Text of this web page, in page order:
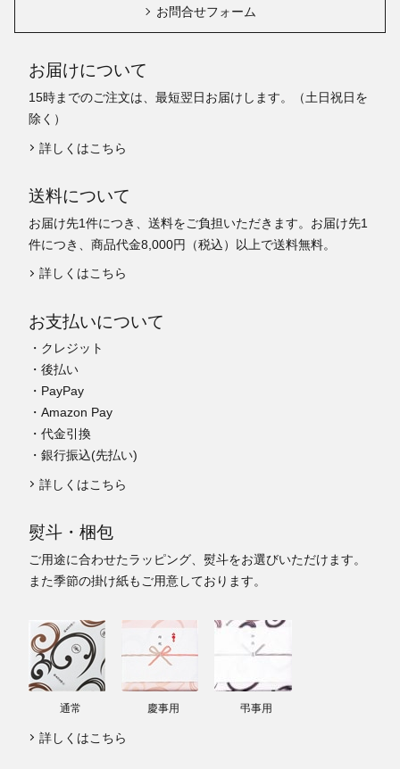
お問合せフォーム
お届けについて
15時までのご注文は、最短翌日お届けします。（土日祝日を
除く）
詳しくはこちら
送料について
お届け先1件につき、送料をご負担いただきます。お届け先1
件につき、商品代金8,000円（税込）以上で送料無料。
詳しくはこちら
お支払いについて
・クレジット
・後払い
・PayPay
・Amazon Pay
・代金引換
・銀行振込(先払い)
詳しくはこちら
熨斗・梱包
ご用途に合わせたラッピング、熨斗をお選びいただけます。
また季節の掛け紙もご用意しております。
通常 慶事用 弔事用
詳しくはこちら